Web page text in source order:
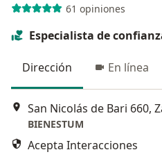
61 opiniones
Especialista de
Dirección En línea
San Nicolás de Bari 660,
BIENESTUM
Acepta Interacciones